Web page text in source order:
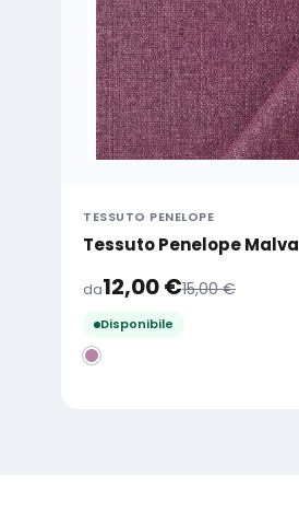
TESSUTO PENELOPE
Tessuto Penelope Malva
da12,00€15,00€
Disponibile